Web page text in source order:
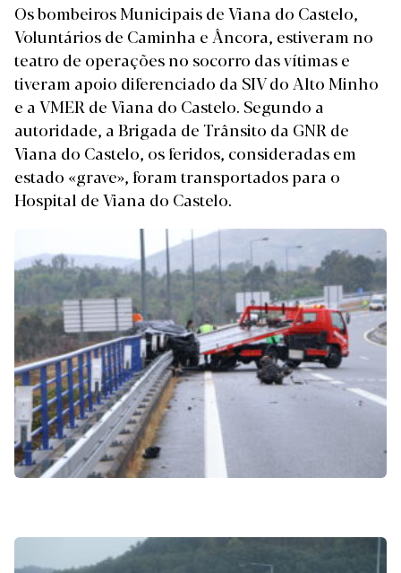
Os bombeiros Municipais de Viana do Castelo,
Voluntários de Caminha e Âncora, estiveram no
teatro de operações no socorro das vítimas e
tiveram apoio diferenciado da SIV do Alto Minho
e a VMER de Viana do Castelo. Segundo a
autoridade, a Brigada de Trânsito da GNR de
Viana do Castelo, os feridos, consideradas em
estado «grave», foram transportados para o
Hospital de Viana do Castelo.